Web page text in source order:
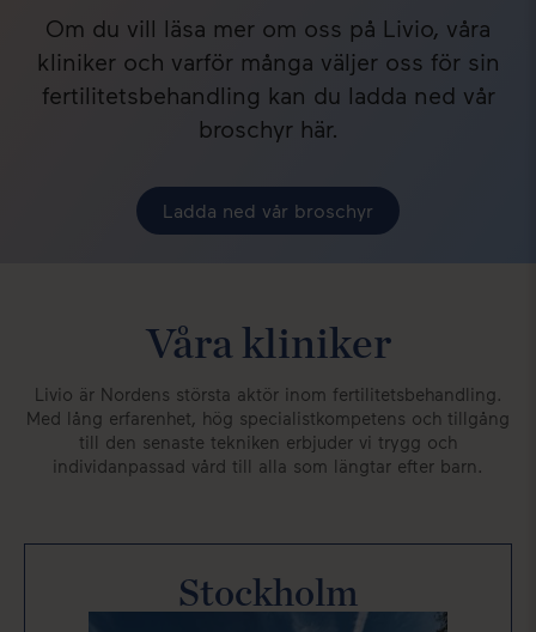
Om du vill läsa mer om oss på Livio, våra
kliniker och varför många väljer oss för sin
fertilitetsbehandling kan du ladda ned vår
broschyr här.
Ladda ned vår broschyr
Våra kliniker
Livio är Nordens största aktör inom fertilitetsbehandling.
Med lång erfarenhet, hög specialistkompetens och tillgång
till den senaste tekniken erbjuder vi trygg och
individanpassad vård till alla som längtar efter barn.
Stockholm